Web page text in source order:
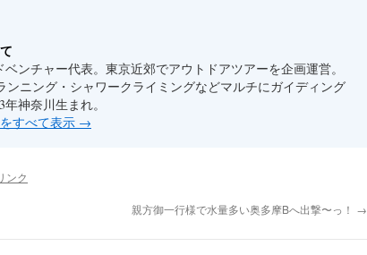
ンチャー代表。東京近郊でアウトドアツアーを企画運営。
ンニング・シャワークライミングなどマルチにガイディング
神奈川生まれ。
すべて表示 →
ンク
親方御一行様で水量多い奥多摩Bへ出撃〜っ！ →